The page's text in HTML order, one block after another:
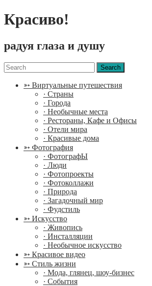
Красиво!
радуя глаза и душу
Menu
Search
for:
➳ Виртуальные путешествия
· Страны
· Города
· Необычные места
· Рестораны, Кафе и Офисы
· Отели мира
· Красивые дома
➳ Фотография
· ФотографЫ
· Люди
· Фотопроекты
· Фотоколлажи
· Природа
· Загадочный мир
· Фудстиль
➳ Искусство
· Живопись
· Инсталляции
· Необычное искусство
➳ Красивое видео
➳ Стиль жизни
· Мода, глянец, шоу-бизнес
· События